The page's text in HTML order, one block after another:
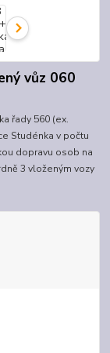
vůz 060
řady 560 (ex.
Studénka v počtu
dopravu osob na
3 vloženým vozy